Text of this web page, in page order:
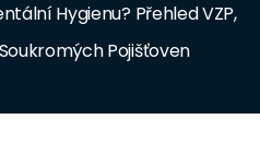
Hygienu? Přehled VZP,
Pojišťoven